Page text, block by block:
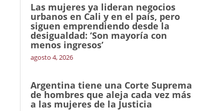
Las mujeres ya lideran negocios
urbanos en Cali y en el país, pero
siguen emprendiendo desde la
desigualdad: ‘Son mayoría con
menos ingresos’
agosto 4, 2026
Argentina tiene una Corte Suprema
de hombres que aleja cada vez más
a las mujeres de la Justicia